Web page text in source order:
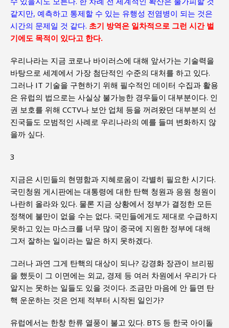
같지만, 예측하고 통제할 수 있는 유행성 전염병이 되는 것은
시간의 문제일 것 같다. 초기 방역은 일차적으로 그런 시간 벌
기에도 목적이 있다고 한다.
우리나라는 지금 코로나 바이러스에 대해 앞서가는 기술력을
바탕으로 세계에서 가장 첨단적인 수준의 대처를 하고 있다.
그러나 IT 기술을 구현하기 위해 필수적인 데이터 수집과 활용
은 유럽의 법으로는 사실상 불가능한 경우들이 대부분이다. 인
권 보호를 위해 CCTV나 보안 업체 등을 꺼려왔던 대부분의 선
진국들도 모범적인 사례로 우리나라의 예를 들며 변화하지 않
을까 싶다.
3
지금은 시민들의 현명함과 지혜로움이 각별히 필요한 시기다.
국민청원 게시판에는 대통령에 대한 탄핵 청원과 응원 청원이
나란히 올라와 있다. 물론 지금 상황에서 정부가 결정한 모든
정책에 불만이 없을 수는 없다. 국민들에게도 제대로 수급하지
못하고 있는 마스크를 너무 많이 중국에 지원한 정부에 대해
그저 잘하는 일이라는 말은 하지 못하겠다.
그러나 과연 그게 탄핵의 대상이 되나? 강경화 장관이 브리핑
을 했듯이 그 이면에는 외교, 경제 등 여러 차원에서 우리가 다
알지는 못하는 일들도 있을 것이다. 조금만 마음에 안 들면 탄
핵 운운하는 것은 언제 적부터 시작된 일인가?
유럽에서는 한창 한류 열풍이 불고 있다. BTS 등 한국 아이돌